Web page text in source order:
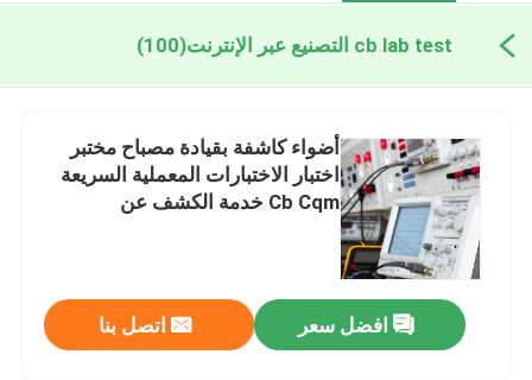
cb lab test التصنيع عبر الإنترنت (100)
أضواء كاشفة بقيادة مصباح مختبر
اختبار الاختبارات المعملية السريعة
Cb Cqm خدمة الكشف عن
افضل سعر اتصل بنا